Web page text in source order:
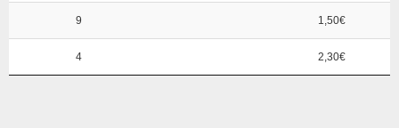
9 1,50€
4 2,30€